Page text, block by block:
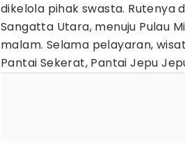
dikelola pihak swasta. Rutenya
Sangatta Utara, menuju Pulau
malam. Selama pelayaran,
Pantai Sekerat, Pantai Jepu